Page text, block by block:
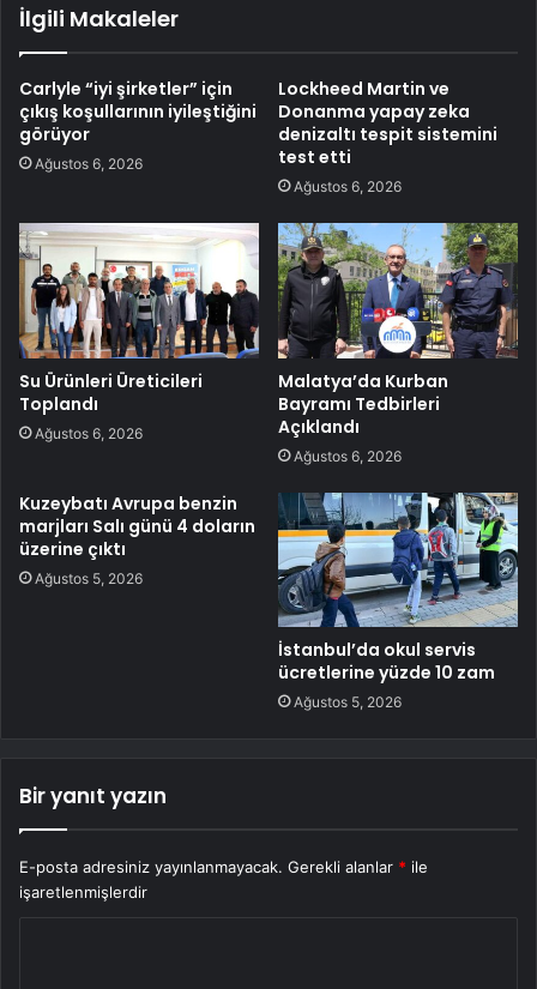
İlgili Makaleler
Carlyle “iyi şirketler” için
çıkış koşullarının iyileştiğini
görüyor
Ağustos 6, 2026
Lockheed Martin ve
Donanma yapay zeka
denizaltı tespit sistemini
test etti
Ağustos 6, 2026
Su Ürünleri Üreticileri
Toplandı
Ağustos 6, 2026
Malatya’da Kurban
Bayramı Tedbirleri
Açıklandı
Ağustos 6, 2026
Kuzeybatı Avrupa benzin
marjları Salı günü 4 doların
üzerine çıktı
Ağustos 5, 2026
İstanbul’da okul servis
ücretlerine yüzde 10 zam
Ağustos 5, 2026
Bir yanıt yazın
E-posta adresiniz yayınlanmayacak. Gerekli alanlar * ile
işaretlenmişlerdir